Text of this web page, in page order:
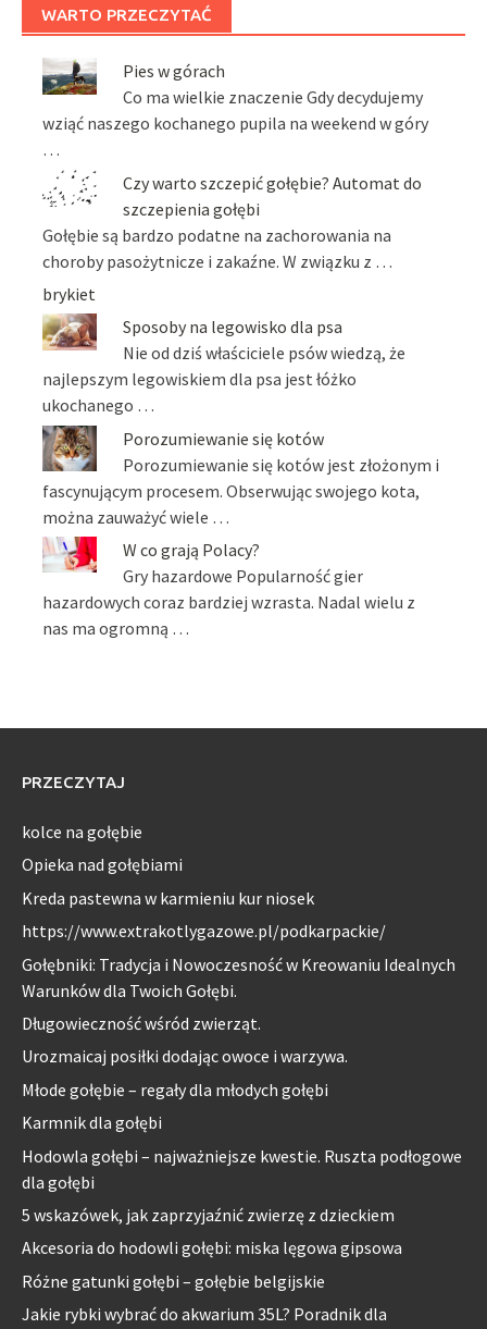
WARTO PRZECZYTAĆ
Pies w górach
Co ma wielkie znaczenie Gdy decydujemy
wziąć naszego kochanego pupila na weekend w góry
…
Czy warto szczepić gołębie? Automat do
szczepienia gołębi
Gołębie są bardzo podatne na zachorowania na
choroby pasożytnicze i zakaźne. W związku z …
brykiet
Sposoby na legowisko dla psa
Nie od dziś właściciele psów wiedzą, że
najlepszym legowiskiem dla psa jest łóżko
ukochanego …
Porozumiewanie się kotów
Porozumiewanie się kotów jest złożonym i
fascynującym procesem. Obserwując swojego kota,
można zauważyć wiele …
W co grają Polacy?
Gry hazardowe Popularność gier
hazardowych coraz bardziej wzrasta. Nadal wielu z
nas ma ogromną …
PRZECZYTAJ
kolce na gołębie
Opieka nad gołębiami
Kreda pastewna w karmieniu kur niosek
https://www.extrakotlygazowe.pl/podkarpackie/
Gołębniki: Tradycja i Nowoczesność w Kreowaniu Idealnych
Warunków dla Twoich Gołębi.
Długowieczność wśród zwierząt.
Urozmaicaj posiłki dodając owoce i warzywa.
Młode gołębie – regały dla młodych gołębi
Karmnik dla gołębi
Hodowla gołębi – najważniejsze kwestie. Ruszta podłogowe
dla gołębi
5 wskazówek, jak zaprzyjaźnić zwierzę z dzieckiem
Akcesoria do hodowli gołębi: miska lęgowa gipsowa
Różne gatunki gołębi – gołębie belgijskie
Jakie rybki wybrać do akwarium 35L? Poradnik dla